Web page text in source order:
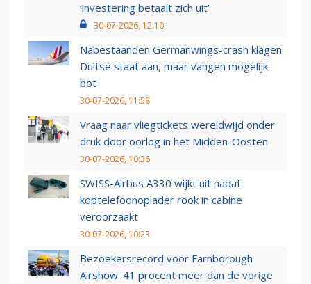
‘investering betaalt zich uit’
30-07-2026, 12:10
Nabestaanden Germanwings-crash klagen
Duitse staat aan, maar vangen mogelijk
bot
30-07-2026, 11:58
Vraag naar vliegtickets wereldwijd onder
druk door oorlog in het Midden-Oosten
30-07-2026, 10:36
SWISS-Airbus A330 wijkt uit nadat
koptelefoonoplader rook in cabine
veroorzaakt
30-07-2026, 10:23
Bezoekersrecord voor Farnborough
Airshow: 41 procent meer dan de vorige